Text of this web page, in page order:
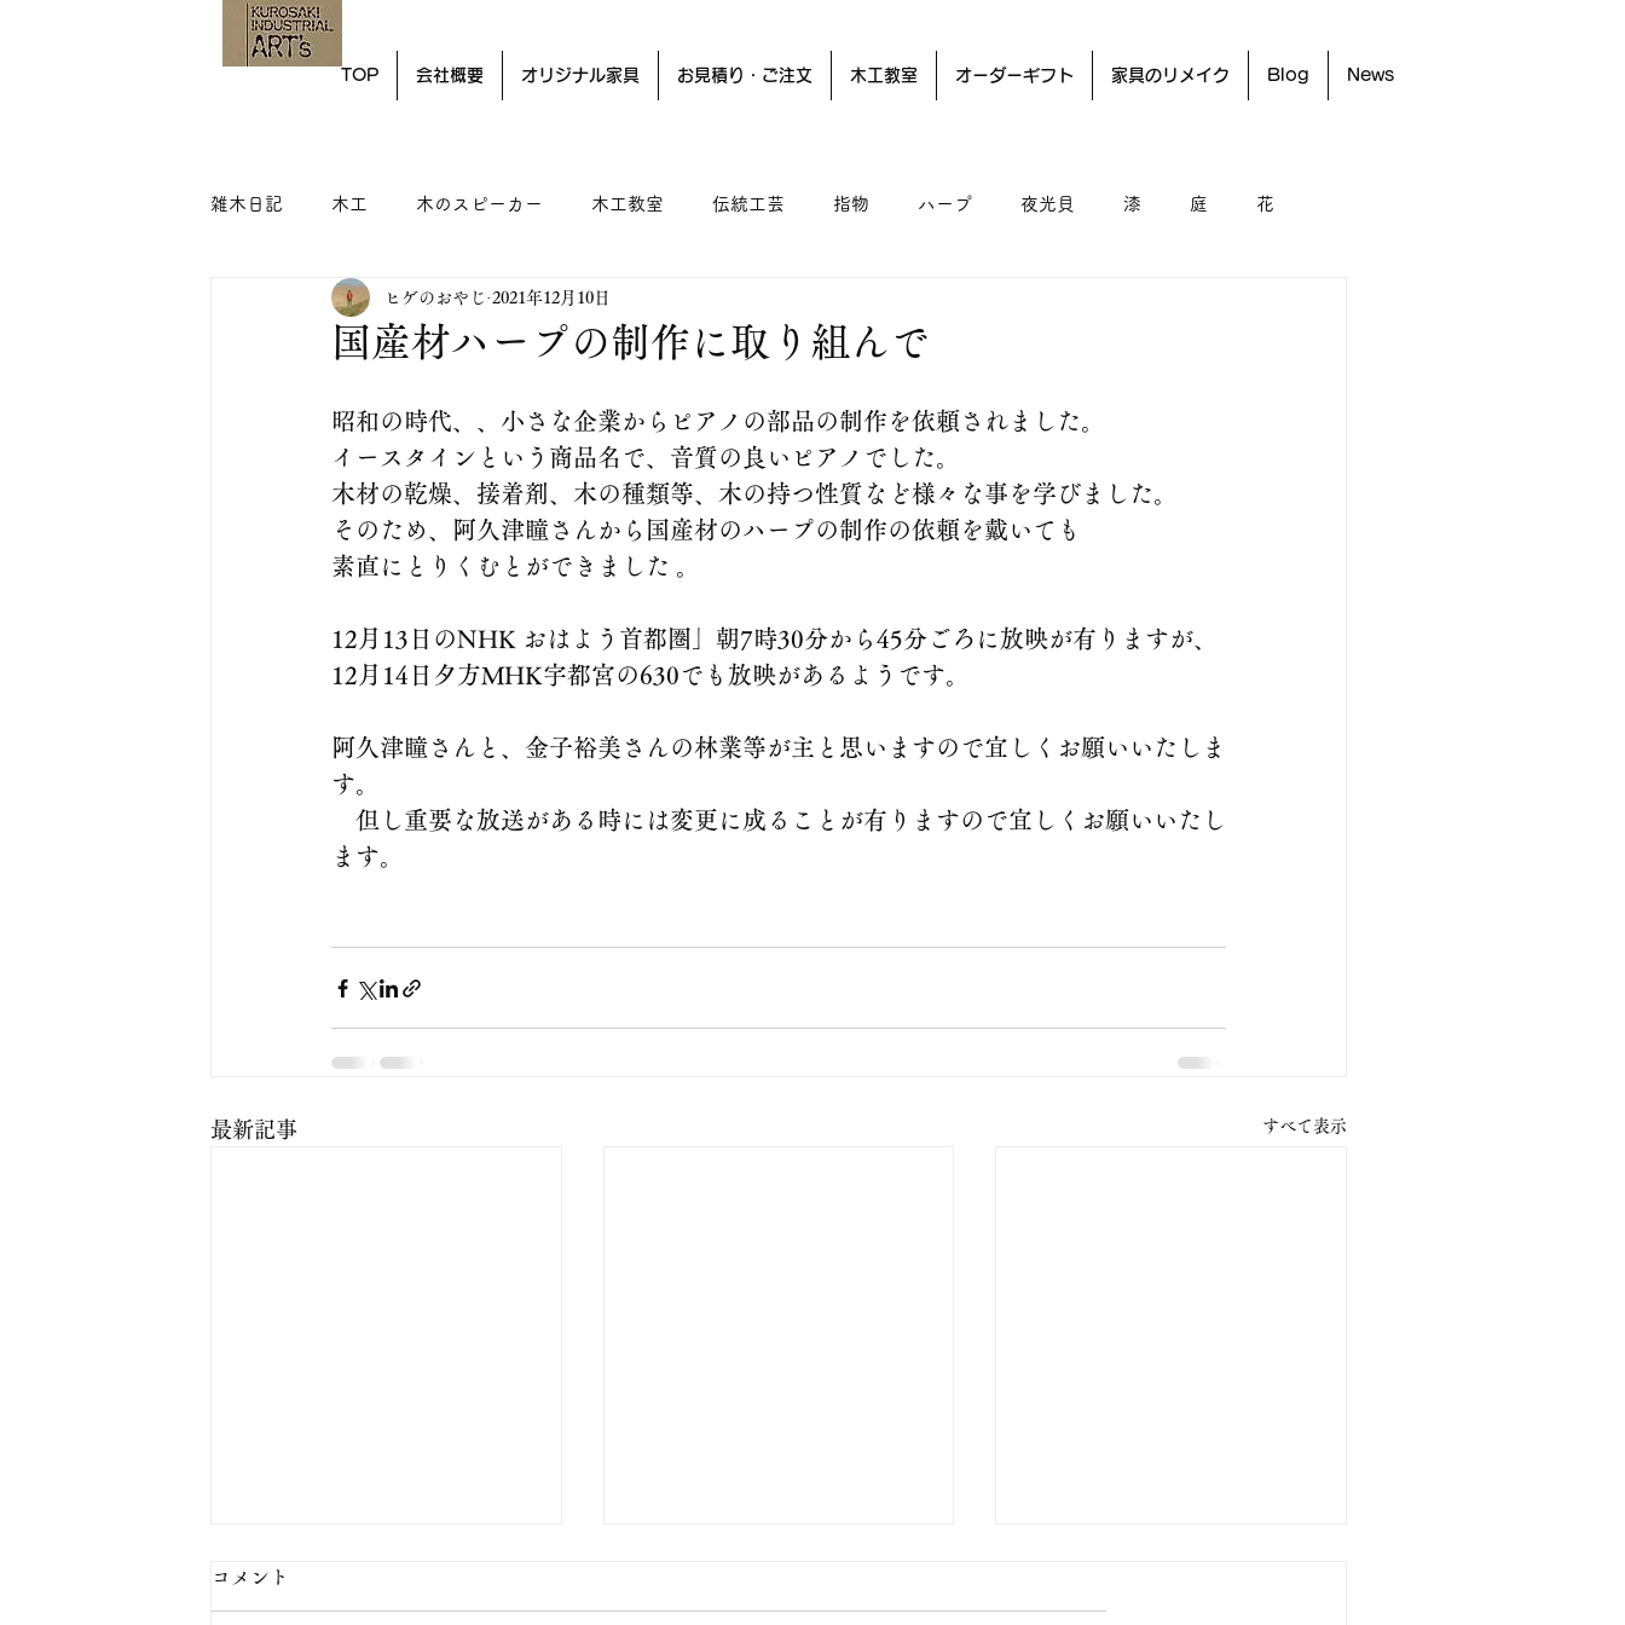
TOP 会社概要 オリジナル家具 お見積り・ご注文 木工教室 オーダーギフト 家具のリメイク Blog News
雑木日記 木工 木のスピーカー 木工教室 伝統工芸 指物 ハープ 夜光貝 漆 庭 花
国産材ハープの制作に取り組んで
ヒゲのおやじ 2021年12月10日
昭和の時代、、小さな企業からピアノの部品の制作を依頼されました。
イースタインという商品名で、音質の良いピアノでした。
木材の乾燥、接着剤、木の種類等、木の持つ性質など様々な事を学びました。
そのため、阿久津瞳さんから国産材のハープの制作の依頼を戴いても
素直にとりくむとができました 。
12月13日のNHK おはよう首都圏」朝7時30分から45分ごろに放映が有りますが、
12月14日夕方MHK宇都宮の630でも放映があるようです。
阿久津瞳さんと、金子裕美さんの林業等が主と思いますので宜しくお願いいたしま
す。
但し重要な放送がある時には変更に成ることが有りますので宜しくお願いいたし
ます。
最新記事 すべて表示
コメント